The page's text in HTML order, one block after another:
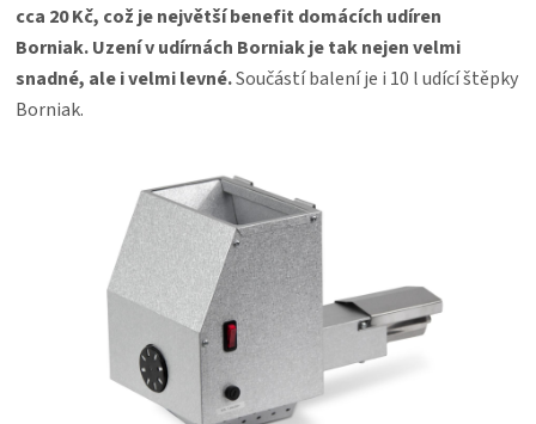
cca 20 Kč, což je největší benefit domácích udíren
Borniak. Uzení v udírnách Borniak je tak nejen velmi
snadné, ale i velmi levné.Součástí balení je i 10 l udící štěpky
Borniak.